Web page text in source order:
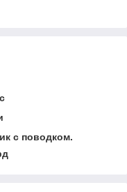
с поводком.